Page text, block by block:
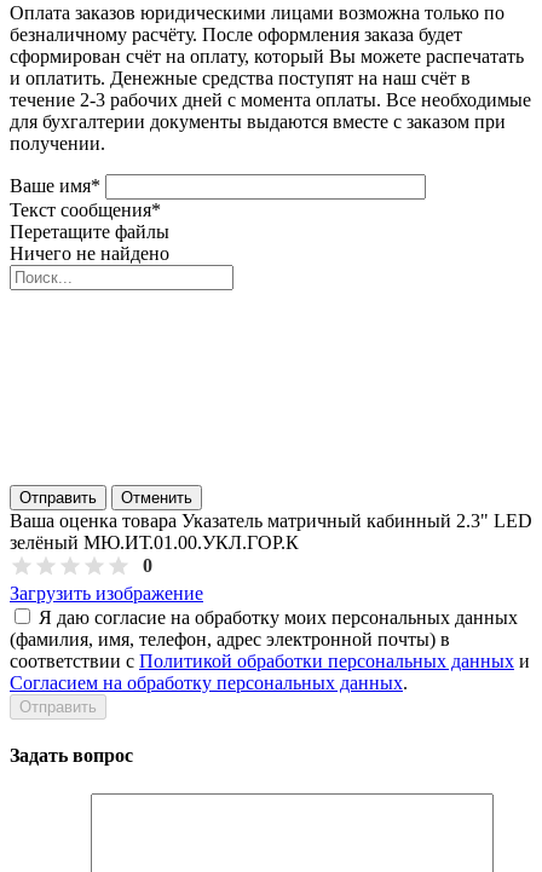
Оплата заказов юридическими лицами возможна только по
безналичному расчёту. После оформления заказа будет
сформирован счёт на оплату, который Вы можете распечатать
и оплатить. Денежные средства поступят на наш счёт в
течение 2-3 рабочих дней с момента оплаты. Все необходимые
для бухгалтерии документы выдаются вместе с заказом при
получении.
Ваше имя*
Текст сообщения*
Перетащите файлы
Ничего не найдено
Отправить Отменить
Ваша оценка товара Указатель матричный кабинный 2.3" LED
зелёный МЮ.ИТ.01.00.УКЛ.ГОР.К
0
Загрузить изображение
Я даю согласие на обработку моих персональных данных
(фамилия, имя, телефон, адрес электронной почты) в
соответствии с Политикой обработки персональных данных и
Согласием на обработку персональных данных.
Задать вопрос